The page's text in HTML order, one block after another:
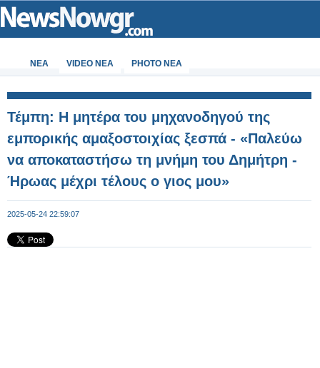
ΝΕΑ VIDEO NEA PHOTO NEA
Τέμπη: Η μητέρα του μηχανοδηγού της
εμπορικής αμαξοστοιχίας ξεσπά - «Παλεύω
να αποκαταστήσω τη μνήμη του Δημήτρη -
Ήρωας μέχρι τέλους ο γιος μου»
2025-05-24 22:59:07